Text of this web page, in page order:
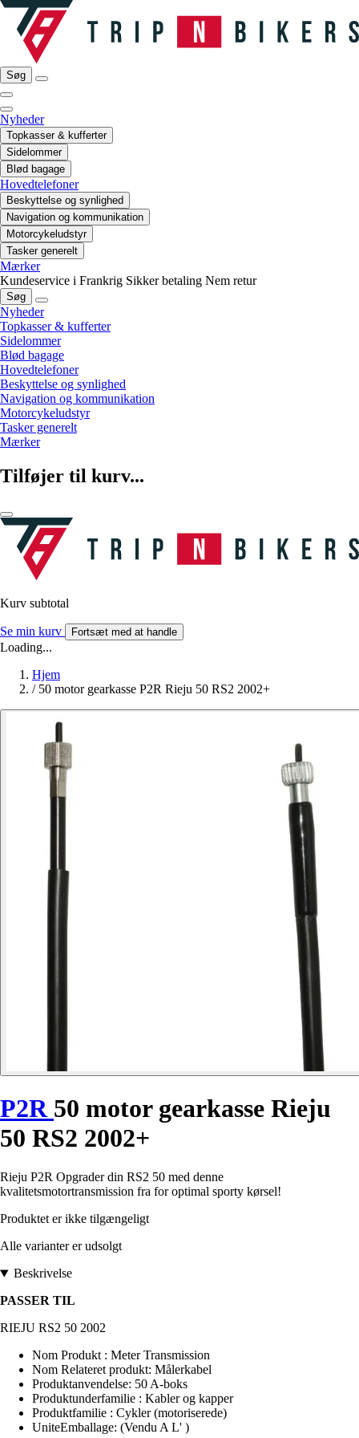
Søg
Nyheder
Topkasser & kufferter
Sidelommer
Blød bagage
Hovedtelefoner
Beskyttelse og synlighed
Navigation og kommunikation
Motorcykeludstyr
Tasker generelt
Mærker
Kundeservice i Frankrig Sikker betaling Nem retur
Søg
Nyheder
Topkasser & kufferter
Sidelommer
Blød bagage
Hovedtelefoner
Beskyttelse og synlighed
Navigation og kommunikation
Motorcykeludstyr
Tasker generelt
Mærker
Tilføjer til kurv...
Kurv subtotal
Se min kurv Fortsæt med at handle
Loading...
Hjem
/ 50 motor gearkasse P2R Rieju 50 RS2 2002+
P2R 50 motor gearkasse Rieju
50 RS2 2002+
Rieju P2R Opgrader din RS2 50 med denne
kvalitetsmotortransmission fra for optimal sporty kørsel!
Produktet er ikke tilgængeligt
Alle varianter er udsolgt
Beskrivelse
PASSER TIL
RIEJU RS2 50 2002
Nom Produkt : Meter Transmission
Nom Relateret produkt: Målerkabel
Produktanvendelse: 50 A-boks
Produktunderfamilie : Kabler og kapper
Produktfamilie : Cykler (motoriserede)
UniteEmballage: (Vendu A L' )